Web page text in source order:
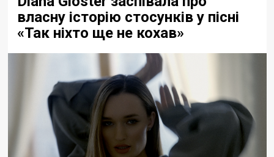
власну історію стосунків у пісні
«Так ніхто ще не кохав»